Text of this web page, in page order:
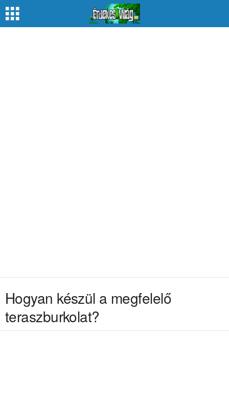
Hogyan készül a megfelelő
teraszburkolat?